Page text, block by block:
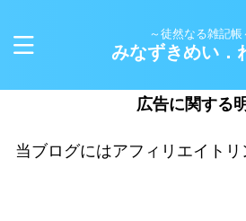
～徒然なる雑記帳
みなずきめい．
広告に関する
当ブログにはアフィリエイトリ